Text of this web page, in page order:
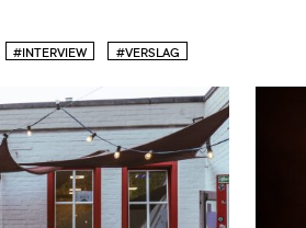
#INTERVIEW #VERSLAG